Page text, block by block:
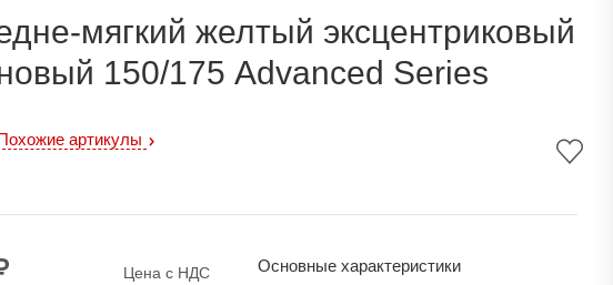
мягкий желтый эксцентриковый
150/175 Advanced Series
артикулы
Цена с НДС Основные характеристики